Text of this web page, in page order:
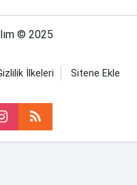
© 2025
İlkeleri Sitene Ekle